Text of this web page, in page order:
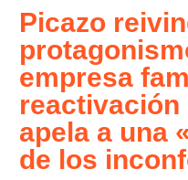
Picazo
empresa
reactivación
apela a una
de los